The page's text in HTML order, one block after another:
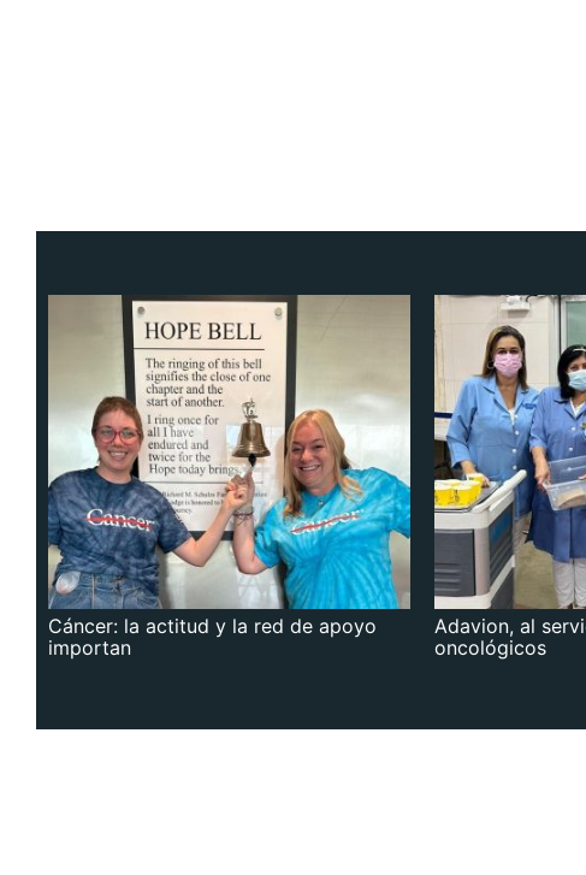
Cáncer: la actitud y la red de apoyo
importan
Adavion, al
oncológicos